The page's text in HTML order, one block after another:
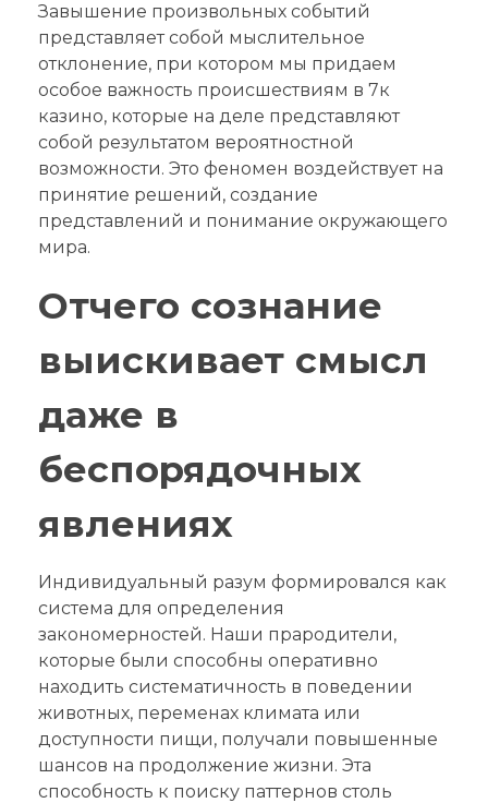
Завышение произвольных событий
представляет собой мыслительное
отклонение, при котором мы придаем
особое важность происшествиям в 7к
казино, которые на деле представляют
собой результатом вероятностной
возможности. Это феномен воздействует на
принятие решений, создание
представлений и понимание окружающего
мира.
Отчего сознание
выискивает смысл
даже в
беспорядочных
явлениях
Индивидуальный разум формировался как
система для определения
закономерностей. Наши прародители,
которые были способны оперативно
находить систематичность в поведении
животных, переменах климата или
доступности пищи, получали повышенные
шансов на продолжение жизни. Эта
способность к поиску паттернов столь